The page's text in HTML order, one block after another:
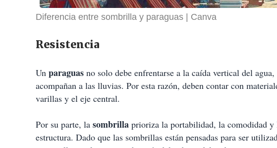
Diferencia entre sombrilla y paraguas Canva
Resistencia
Un paraguas no solo debe enfrentarse a la caída vertical del
acompañan a las lluvias. Por esta razón, deben contar con
varillas y el eje central.
Por su parte, la sombrilla prioriza la portabilidad, la comodidad y
estructura. Dado que las sombrillas están pensadas para ser